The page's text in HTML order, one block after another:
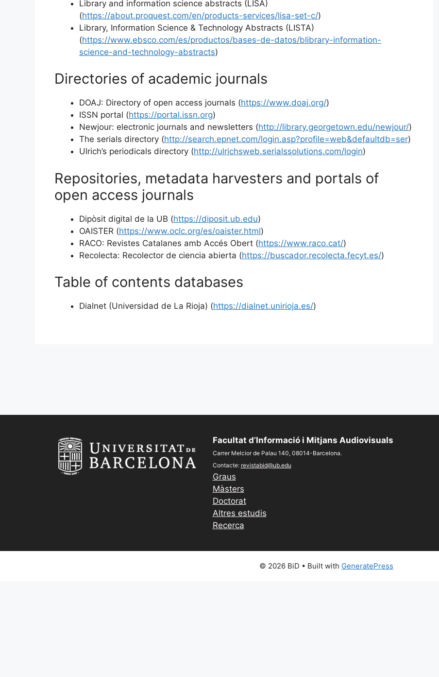
Library and information science abstracts (LISA)
(https://about.proquest.com/en/products-services/lisa-set-c/)
Library, Information Science & Technology Abstracts (LISTA)
(https://www.ebsco.com/es/productos/bases-de-datos/blibrary-information-
science-and-technology-abstracts)
Directories of academic journals
DOAJ: Directory of open access journals (https://www.doaj.org/)
ISSN portal (https://portal.issn.org)
Newjour: electronic journals and newsletters (http://library.georgetown.edu/newjour/)
The serials directory (http://search.epnet.com/login.asp?profile=web&defaultdb=ser)
Ulrich’s periodicals directory (http://ulrichsweb.serialssolutions.com/login)
Repositories, metadata harvesters and portals of
open access journals
Dipòsit digital de la UB (https://diposit.ub.edu)
OAISTER (https://www.oclc.org/es/oaister.html)
RACO: Revistes Catalanes amb Accés Obert (https://www.raco.cat/)
Recolecta: Recolector de ciencia abierta (https://buscador.recolecta.fecyt.es/)
Table of contents databases
Dialnet (Universidad de La Rioja) (https://dialnet.unirioja.es/)
Facultat d’Informació i Mitjans Audiovisuals
Carrer Melcior de Palau 140, 08014-Barcelona.
Contacte: revistabid@ub.edu
Graus
Màsters
Doctorat
Altres estudis
Recerca
© 2026 BiD • Built with GeneratePress